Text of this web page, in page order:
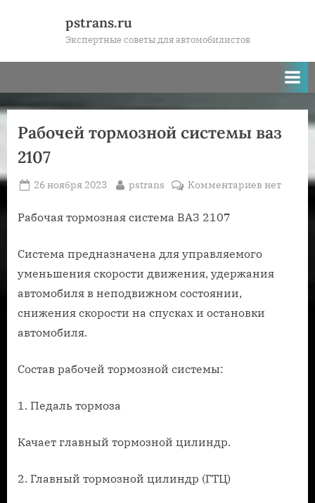
pstrans.ru
Экспертные советы для автомобилистов
Рабочей тормозной системы ваз
2107
Posted
26 ноября 2023 By
pstrans Комментариевк
2107
нет
Рабочая тормозная система ВАЗ 2107
Система предназначена для управляемого
уменьшения скорости движения, удержания
автомобиля в неподвижном состоянии,
снижения скорости на спусках и остановки
автомобиля.
Состав рабочей тормозной системы:
1. Педаль тормоза
Качает главный тормозной цилиндр.
2. Главный тормозной цилиндр (ГТЦ)